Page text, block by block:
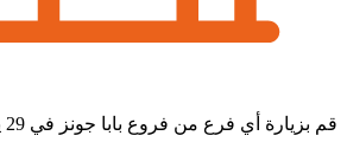
قم بزيارة أي فرع من فروع بابا جونز في 29 يونيو 2026